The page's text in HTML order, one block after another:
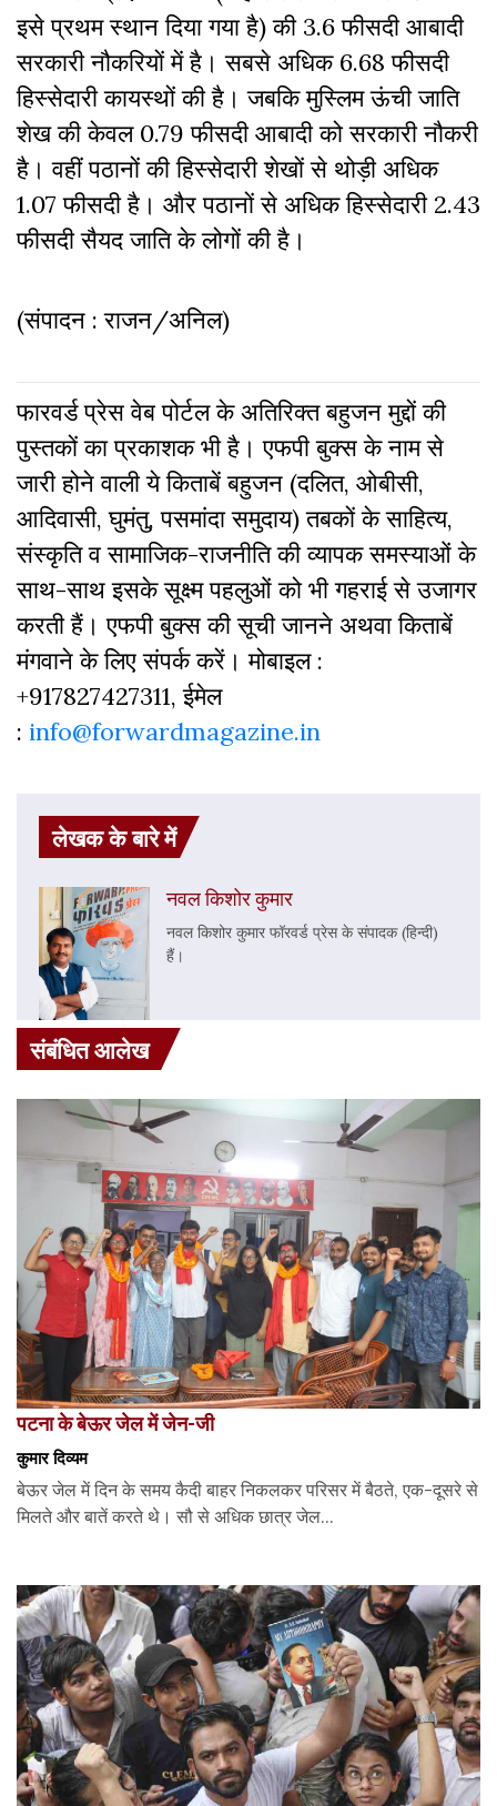
इसे प्रथम स्थान दिया गया है) की 3.6 फीसदी आबादी
सरकारी नौकरियों में है। सबसे अधिक 6.68 फीसदी
हिस्सेदारी कायस्थों की है। जबकि मुस्लिम ऊंची जाति
शेख की केवल 0.79 फीसदी आबादी को सरकारी नौकरी
है। वहीं पठानों की हिस्सेदारी शेखों से थोड़ी अधिक
1.07 फीसदी है। और पठानों से अधिक हिस्सेदारी 2.43
फीसदी सैयद जाति के लोगों की है।
(संपादन : राजन/अनिल)
फारवर्ड प्रेस वेब पोर्टल के अतिरिक्‍त बहुजन मुद्दों की
पुस्‍तकों का प्रकाशक भी है। एफपी बुक्‍स के नाम से
जारी होने वाली ये किताबें बहुजन (दलित, ओबीसी,
आदिवासी, घुमंतु, पसमांदा समुदाय) तबकों के साहित्‍य,
संस्‍क‍ृति व सामाजिक-राजनीति की व्‍यापक समस्‍याओं के
साथ-साथ इसके सूक्ष्म पहलुओं को भी गहराई से उजागर
करती हैं। एफपी बुक्‍स की सूची जानने अथवा किताबें
मंगवाने के लिए संपर्क करें। मोबाइल :
+917827427311, ईमेल
: info@forwardmagazine.in
लेखक के बारे में
नवल किशोर कुमार
नवल किशोर कुमार फॉरवर्ड प्रेस के संपादक (हिन्दी)
हैं।
संबंधित आलेख
पटना के बेऊर जेल में जेन-जी
कुमार दिव्यम
बेऊर जेल में दिन के समय कैदी बाहर निकलकर परिसर में बैठते, एक-दूसरे से
मिलते और बातें करते थे। सौ से अधिक छात्र जेल...